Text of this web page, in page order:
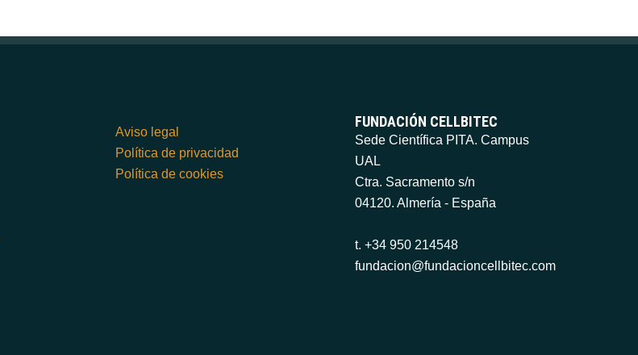
Aviso legal
Política de privacidad
Política de cookies
FUNDACIÓN CELLBITEC
Sede Científica PITA. Campus
UAL
Ctra. Sacramento s/n
04120. Almería - España
t. +34 950 214548
fundacion@fundacioncellbitec.com